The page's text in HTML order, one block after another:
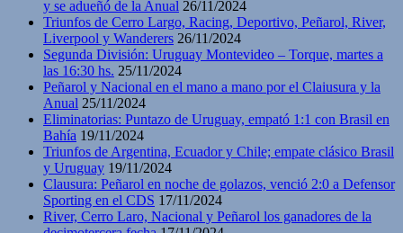
y se adueñó de la Anual 26/11/2024
Triunfos de Cerro Largo, Racing, Deportivo, Peñarol, River,
Liverpool y Wanderers 26/11/2024
Segunda División: Uruguay Montevideo – Torque, martes a
las 16:30 hs. 25/11/2024
Peñarol y Nacional en el mano a mano por el Claiusura y la
Anual 25/11/2024
Eliminatorias: Puntazo de Uruguay, empató 1:1 con Brasil en
Bahía 19/11/2024
Triunfos de Argentina, Ecuador y Chile; empate clásico Brasil
y Uruguay 19/11/2024
Clausura: Peñarol en noche de golazos, venció 2:0 a Defensor
Sporting en el CDS 17/11/2024
River, Cerro Laro, Nacional y Peñarol los ganadores de la